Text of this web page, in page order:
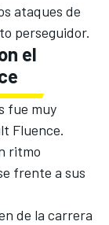
ataques de
perseguidor.
el
fue muy
Fluence.
ritmo
frente a sus
de la carrera